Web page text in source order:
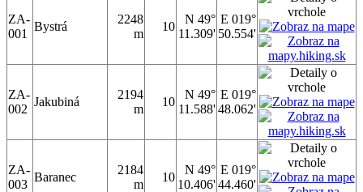
ZA-
001
Bystrá
2248
m
10
N 49°
11.309'
E 019°
50.554'
ZA-
002
Jakubiná
2194
m
10
N 49°
11.588'
E 019°
48.062'
ZA-
003
Baranec
2184
m
10
N 49°
10.406'
E 019°
44.460'